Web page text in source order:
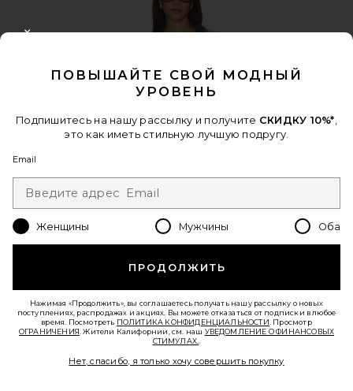
ПОВЫШАЙТЕ СВОЙ МОДНЫЙ
УРОВЕНЬ
Подпишитесь на нашу рассылку и получите СКИДКУ 10%*
это как иметь стильную лучшую подругу.
Email
Женщины Мужчины Оба
ПРОДОЛЖИТЬ
Нажимая «Продолжить», вы соглашаетесь получать нашу рассылку о новых
поступлениях, распродажах и акциях. Вы можете отказаться от подписки в любое
время. Посмотреть ПОЛИТИКА КОНФИДЕНЦИАЛЬНОСТИ . Просмотр
ОГРАНИЧЕНИЯ . Жители Калифорнии, см. наш УВЕДОМЛЕНИЕ О ФИНАНСОВЫХ
СТИМУЛАХ.
Нет, спасибо, я только хочу совершить покупку